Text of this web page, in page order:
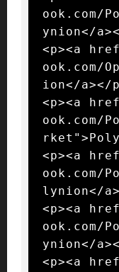
ook.com/
ynion</
<p><a
ook.com/
ion</a></
<p><a
ook.com/
<p><a
ook.com/
lynion</
<p><a
ook.com/
ynion</
<p><a